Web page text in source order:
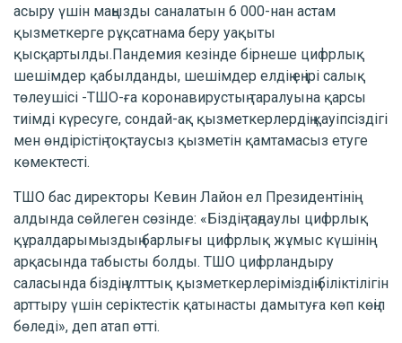
асыру үшін маңызды саналатын 6 000-нан астам
қызметкерге рұқсатнама беру уақыты
қысқартылды.Пандемия кезінде бірнеше цифрлық
шешімдер қабылданды, шешімдер елдің ең ірі салық
төлеушісі -ТШО-ға коронавирустың таралуына қарсы
тиімді күресуге, сондай-ақ қызметкерлердің қауіпсіздігі
мен өндірістің тоқтаусыз қызметін қамтамасыз етуге
көмектесті.
ТШО бас директоры Кевин Лайон ел Президентінің
алдында сөйлеген сөзінде: «Біздің таңдаулы цифрлық
құралдарымыздың барлығы цифрлық жұмыс күшінің
арқасында табысты болды. ТШО цифрландыру
саласында біздің ұлттық қызметкерлеріміздің біліктілігін
арттыру үшін серіктестік қатынасты дамытуға көп көңіл
бөледі», деп атап өтті.